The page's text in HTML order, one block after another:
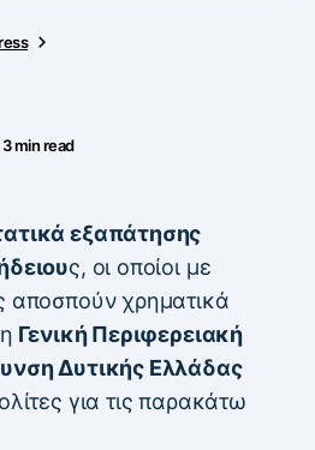
3 min read
εξαπάτησης
ς, οι οποίοι με
αποσπούν χρηματικά
Γενική Περιφερειακή
Δυτικής Ελλάδας
για τις παρακάτω